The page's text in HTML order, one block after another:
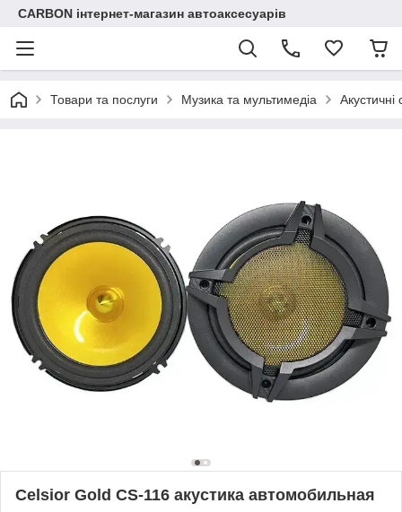
CARBON інтернет-магазин автоаксесуарів
Товари та послуги Музика та мультимедіа Акустичні
Celsior Gold CS-116 акустика автомобильная